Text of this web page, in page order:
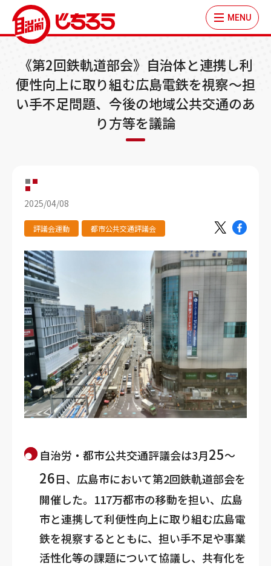
MENU
《第2回鉄軌道部会》自治体と連携し利
便性向上に取り組む広島電鉄を視察～担
い手不足問題、今後の地域公共交通のあ
り方等を議論
2025/04/08
評議会運動 都市公共交通評議会
自治労・都市公共交通評議会は3月25～
26日、広島市において第2回鉄軌道部会を
開催した。117万都市の移動を担い、広島
市と連携して利便性向上に取り組む広島電
鉄を視察するとともに、担い手不足や事業
活性化等の課題について協議し、共有化を